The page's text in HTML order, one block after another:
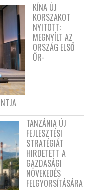
KÍNA ÚJ
KORSZAKOT
NYITOTT:
MEGNYÍLT AZ
ORSZÁG ELSŐ
ŰR-
TANZÁNIA ÚJ
FEJLESZTÉSI
STRATÉGIÁT
HIRDETETT A
GAZDASÁGI
NÖVEKEDÉS
FELGYORSÍTÁSÁRA